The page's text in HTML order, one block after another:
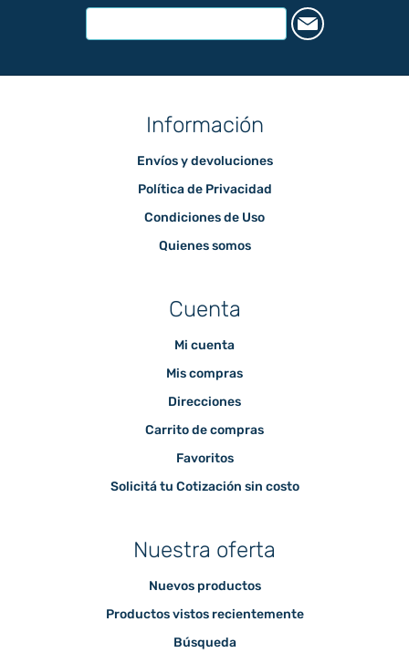
Información
Envíos y devoluciones
Política de Privacidad
Condiciones de Uso
Quienes somos
Cuenta
Mi cuenta
Mis compras
Direcciones
Carrito de compras
Favoritos
Solicitá tu Cotización sin costo
Nuestra oferta
Nuevos productos
Productos vistos recientemente
Búsqueda